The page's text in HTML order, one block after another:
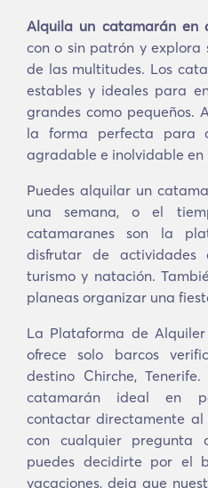
Alquila un catamarán en
con o sin patrón y explora
de las multitudes. Los
estables y ideales para
grandes como pequeños.
la forma perfecta para
agradable e inolvidable en
Puedes alquilar un
una semana, o el
catamaranes son la
disfrutar de actividades
turismo y natación.
planeas organizar una
La Plataforma de
ofrece solo barcos
destino Chirche,
catamarán ideal en
contactar directamente
con cualquier pregunta
puedes decidirte por el
vacaciones, deja que